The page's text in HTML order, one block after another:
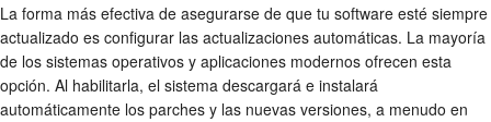
La forma más efectiva de asegurarse de que tu software esté siempre
actualizado es configurar las actualizaciones automáticas. La mayoría
de los sistemas operativos y aplicaciones modernos ofrecen esta
opción. Al habilitarla, el sistema descargará e instalará
automáticamente los parches y las nuevas versiones, a menudo en